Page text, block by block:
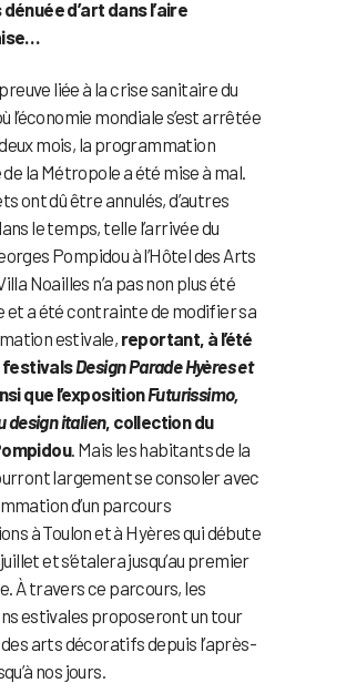
d’art dans l’aire
liée à la crise sanitaire du
l’économie mondiale s’est arrêtée
mois, la programmation
la Métropole a été mise à mal.
ont dû être annulés, d’autres
le temps, telle l’arrivée du
Pompidou à l’Hôtel des Arts
Noailles n’a pas non plus été
et a été contrainte de modifier sa
estivale,reportant, à l’été
festivalsDesign Parade Hyères et
que l’expositionFuturissimo,
design italien, collection du
. Mais les habitants de la
largement se consoler avec
d’un parcours
à Toulon et à Hyères qui débute
et s’étalera jusqu’au premier
À travers ce parcours, les
estivales proposeront un tour
des arts décoratifs depuis l’après-
nos jours.